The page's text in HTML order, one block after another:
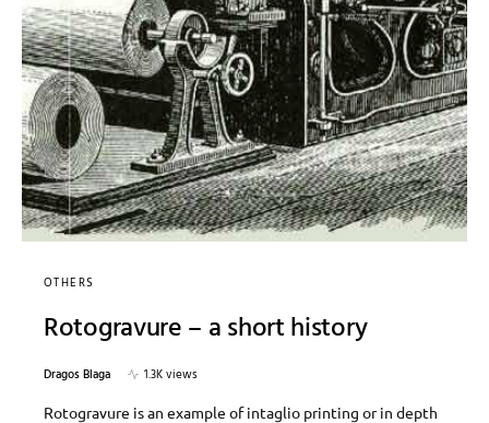
OTHERS
Rotogravure – a short history
Dragos Blaga
1.3K views
Rotogravure is an example of intaglio printing or in depth